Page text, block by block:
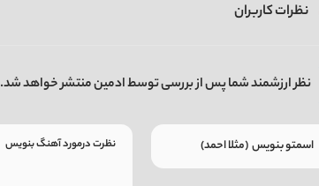
نظرات کاربران
نظر ارزشمند شما پس از بررسی توسط ادمین منتشر خواهد شد.